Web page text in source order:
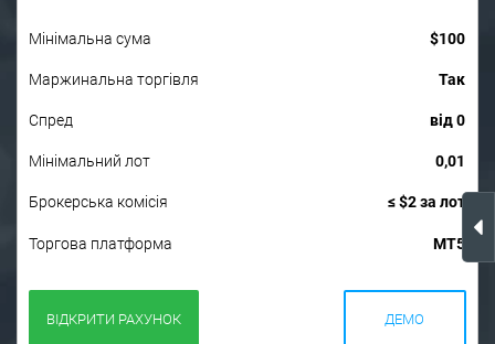
Мінімальна сума $100
Маржинальна торгівля Так
Спред від 0
Мінімальний лот 0,01
Брокерська комісія ≤ $2 за лот
Торгова платформа MT5
ВІДКРИТИ РАХУНОК ДЕМО